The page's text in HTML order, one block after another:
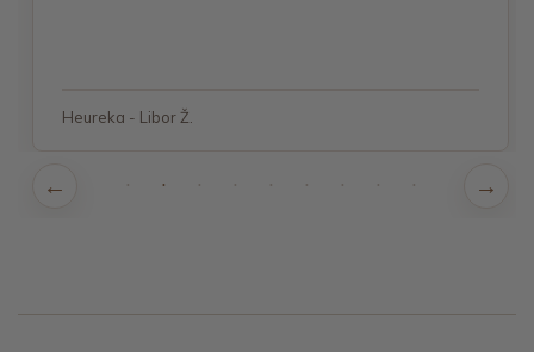
Heureka - Libor Ž.